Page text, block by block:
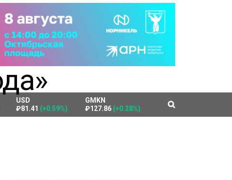
USD
₽81.41 (+0.59%)
GMKN
₽127.86 (+0.28%)